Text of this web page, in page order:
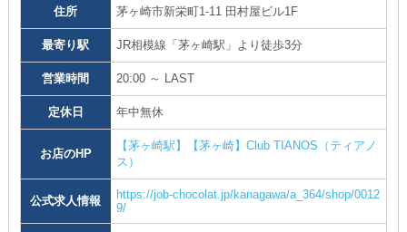
住所 茅ヶ崎市新栄町1-11 田村屋ビル1F
最寄り駅 JR相模線「茅ヶ崎駅」より徒歩3分
営業時間 20:00 ～ LAST
定休日 年中無休
お店のHP
【茅ヶ崎駅】【茅ヶ崎】Club TIANOS（ティアノ
ス）
公式求人情報
https://job-chocolat.jp/kanagawa/a_364/shop/0012
9/